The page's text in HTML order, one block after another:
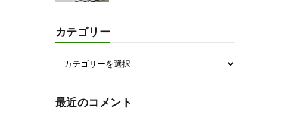
カテゴリー
最近のコメント